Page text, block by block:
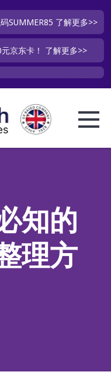
SUMMER85 了解更多>>
京东卡！ 了解更多>>
知的
理方